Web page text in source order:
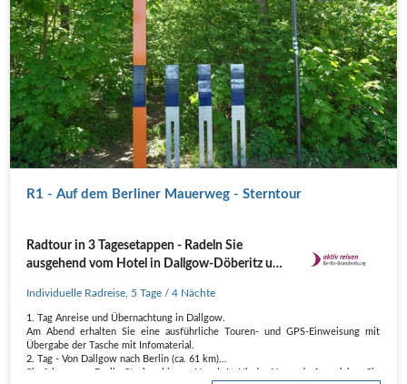
R1 - Auf dem Berliner Mauerweg - Sterntour
Radtour in 3 Tagesetappen - Radeln Sie
ausgehend vom Hotel in Dallgow-Döberitz und
Tagesetappen
Individuelle Radreise 5 Tage / 4 Nächte
1. Tag Anreise und Übernachtung in Dallgow.
Am Abend erhalten Sie eine ausführliche Touren- und GPS-Einweisung mit
Übergabe der Tasche mit Infomaterial.
2. Tag - Von Dallgow nach Berlin (ca. 61 km)